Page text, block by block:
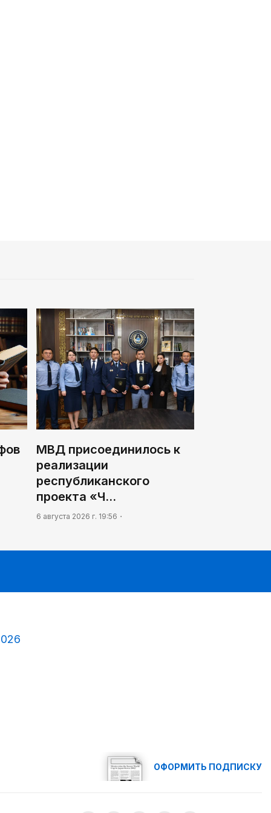
МВД присоединилось к
реализации
республиканского
проекта «Ч…
6 августа 2026 г. 19:56
ОФОРМИТЬ ПОДПИСКУ